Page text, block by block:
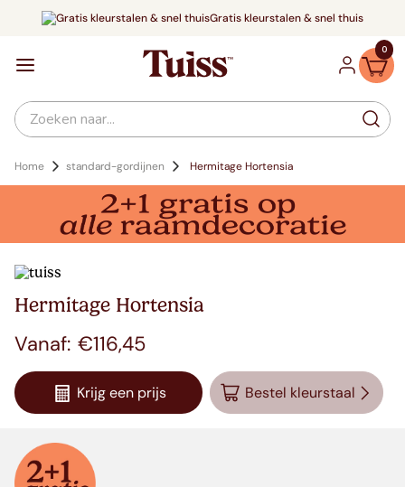
Gratis kleurstalen & snel thuis
0
Zoeken naar...
Home standard-gordijnen Hermitage Hortensia
Hermitage Hortensia
€116,45
Krijg een prijs Bestel kleurstaal